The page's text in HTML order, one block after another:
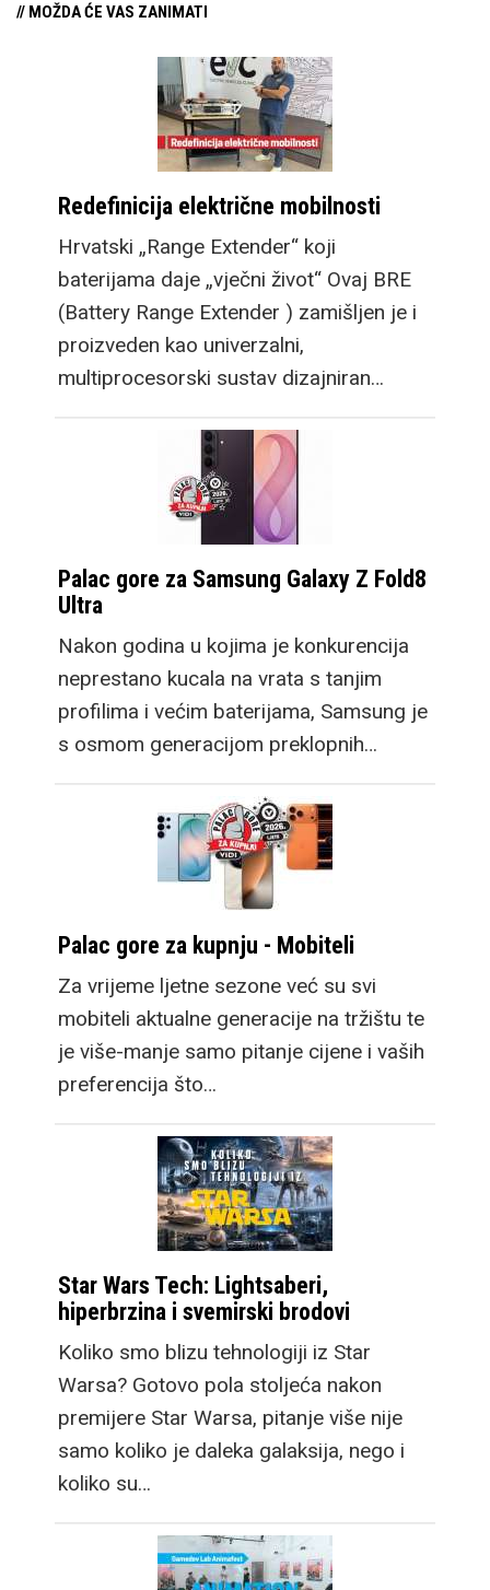
// MOŽDA ĆE VAS ZANIMATI
Redefinicija električne mobilnosti
Hrvatski „Range Extender“ koji
baterijama daje „vječni život“ Ovaj BRE
(Battery Range Extender ) zamišljen je i
proizveden kao univerzalni,
multiprocesorski sustav dizajniran…
Palac gore za Samsung Galaxy Z Fold8
Ultra
Nakon godina u kojima je konkurencija
neprestano kucala na vrata s tanjim
profilima i većim baterijama, Samsung je
s osmom generacijom preklopnih…
Palac gore za kupnju - Mobiteli
Za vrijeme ljetne sezone već su svi
mobiteli aktualne generacije na tržištu te
je više-manje samo pitanje cijene i vaših
preferencija što…
Star Wars Tech: Lightsaberi,
hiperbrzina i svemirski brodovi
Koliko smo blizu tehnologiji iz Star
Warsa? Gotovo pola stoljeća nakon
premijere Star Warsa, pitanje više nije
samo koliko je daleka galaksija, nego i
koliko su…